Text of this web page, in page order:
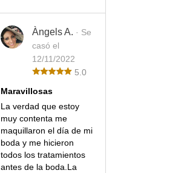
Àngels A. · Se
casó el
12/11/2022
5.0
Maravillosas
La verdad que estoy
muy contenta me
maquillaron el día de mi
boda y me hicieron
todos los tratamientos
antes de la boda.La